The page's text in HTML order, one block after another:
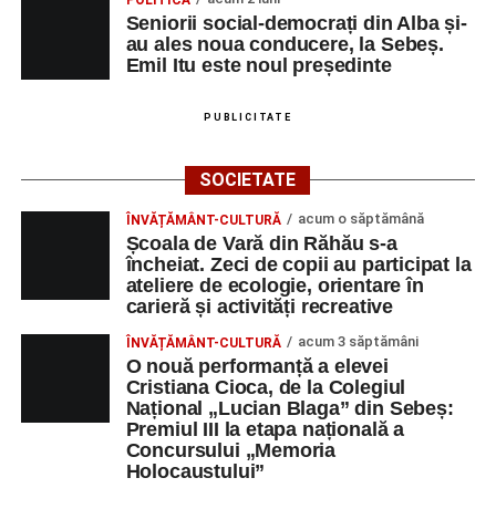
2026 a adus emoție și aplauze la Sebeș
Seniorii social-democrați din Alba și-
au ales noua conducere, la Sebeș.
Emil Itu este noul președinte
PUBLICITATE
SOCIETATE
ÎNVĂȚĂMÂNT-CULTURĂ acum o săptămână
Școala de Vară din Răhău s-a
încheiat. Zeci de copii au participat la
ateliere de ecologie, orientare în
carieră și activități recreative
ÎNVĂȚĂMÂNT-CULTURĂ acum 3 săptămâni
O nouă performanță a elevei
Cristiana Cioca, de la Colegiul
Național „Lucian Blaga” din Sebeș:
Premiul III la etapa națională a
Concursului „Memoria
Holocaustului”